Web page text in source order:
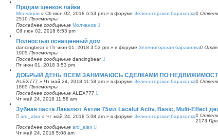
Продам щенков лайки
Молчанов » Сб июн 02, 2018 6:53 pm » в форуме Зеленогорская барахолка0
2510 Просмотры
Последнее сообщение Молчанов
Сб июн 02, 2018 6:53 pm
Полностью оснащенный дом
dancingbear» Пт июн 01, 2018 3:53 pm » в форуме Зеленогорская барахолка0
1905 Просмотры
Последнее сообщение dancingbear
Пт июн 01, 2018 3:53 pm
ДОБРЫЙ ДЕНЬ ВСЕМ ЗАНИМАЮСЬ СДЕЛКАМИ ПО
ALEX777 » Чт май 24, 2018 11:58 am » в форуме Зеленогорская барахолка0
1865 Просмотры
Последнее сообщение ALEX777
Чт май 24, 2018 11:58 am
Зубная паста Лакалют Актив 75мл Lacalut Activ, Basic, Multi-Effect
ard_alan » Чт май 24, 2018 5:08 am » в форуме Зеленогорская барахолка0
2173
Последнее сообщение ard_alan
Чт май 24, 2018 5:08 am